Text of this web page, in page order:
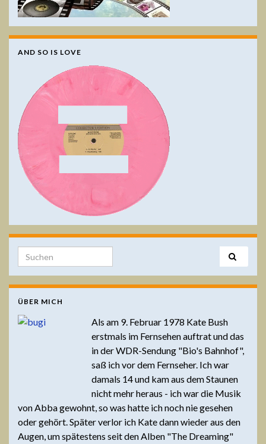
AND SO IS LOVE
Search for:
ÜBER MICH
Als am 9. Februar 1978 Kate Bush
erstmals im Fernsehen auftrat und das
in der WDR-Sendung "Bio's Bahnhof",
saß ich vor dem Fernseher. Ich war
damals 14 und kam aus dem Staunen
nicht mehr heraus - ich war die Musik
von Abba gewohnt, so was hatte ich noch nie gesehen
oder gehört. Später verlor ich Kate dann wieder aus den
Augen, um spätestens seit den Alben "The Dreaming"